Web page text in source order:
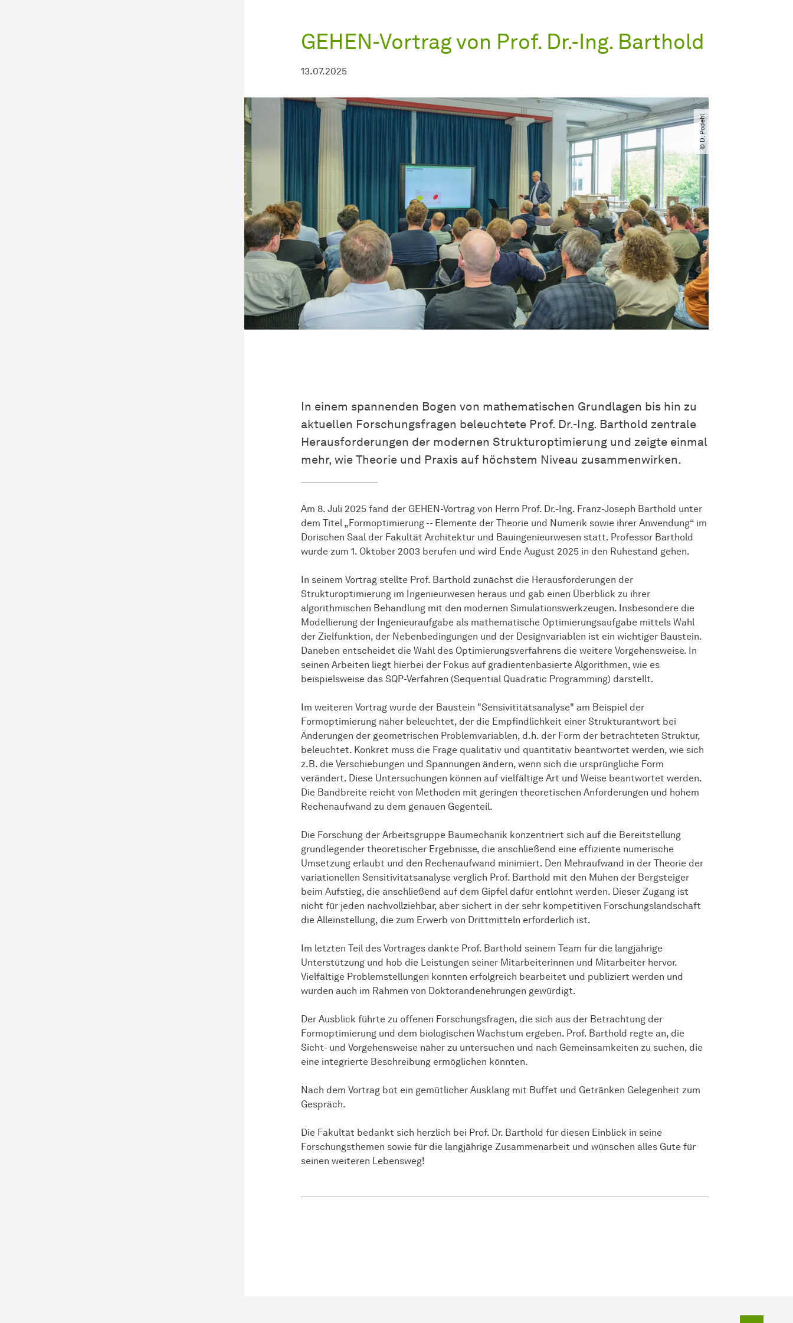
GEHEN-Vortrag von Prof. Dr.-Ing. Barthold
13.07.2025
© D. Podehl
In einem spannenden Bogen von mathematischen Grundlagen bis hin zu
aktuellen Forschungsfragen beleuchtete Prof. Dr.-Ing. Barthold zentrale
Herausforderungen der modernen Strukturoptimierung und zeigte einmal
mehr, wie Theorie und Praxis auf höchstem Niveau zusammenwirken.
Am 8. Juli 2025 fand der GEHEN-Vortrag von Herrn Prof. Dr.-Ing. Franz-Joseph Barthold unter
dem Titel „Formoptimierung -- Elemente der Theorie und Numerik sowie ihrer Anwendung“ im
Dorischen Saal der Fakultät Architektur und Bauingenieurwesen statt. Professor Barthold
wurde zum 1. Oktober 2003 berufen und wird Ende August 2025 in den Ruhestand gehen.
In seinem Vortrag stellte Prof. Barthold zunächst die Herausforderungen der
Strukturoptimierung im Ingenieurwesen heraus und gab einen Überblick zu ihrer
algorithmischen Behandlung mit den modernen Simulationswerkzeugen. Insbesondere die
Modellierung der Ingenieuraufgabe als mathematische Optimierungsaufgabe mittels Wahl
der Zielfunktion, der Nebenbedingungen und der Designvariablen ist ein wichtiger Baustein.
Daneben entscheidet die Wahl des Optimierungsverfahrens die weitere Vorgehensweise. In
seinen Arbeiten liegt hierbei der Fokus auf gradientenbasierte Algorithmen, wie es
beispielsweise das SQP-Verfahren (Sequential Quadratic Programming) darstellt.
Im weiteren Vortrag wurde der Baustein "Sensivititätsanalyse" am Beispiel der
Formoptimierung näher beleuchtet, der die Empfindlichkeit einer Strukturantwort bei
Änderungen der geometrischen Problemvariablen, d.h. der Form der betrachteten Struktur,
beleuchtet. Konkret muss die Frage qualitativ und quantitativ beantwortet werden, wie sich
z.B. die Verschiebungen und Spannungen ändern, wenn sich die ursprüngliche Form
verändert. Diese Untersuchungen können auf vielfältige Art und Weise beantwortet werden.
Die Bandbreite reicht von Methoden mit geringen theoretischen Anforderungen und hohem
Rechenaufwand zu dem genauen Gegenteil.
Die Forschung der Arbeitsgruppe Baumechanik konzentriert sich auf die Bereitstellung
grundlegender theoretischer Ergebnisse, die anschließend eine effiziente numerische
Umsetzung erlaubt und den Rechenaufwand minimiert. Den Mehraufwand in der Theorie der
variationellen Sensitivitätsanalyse verglich Prof. Barthold mit den Mühen der Bergsteiger
beim Aufstieg, die anschließend auf dem Gipfel dafür entlohnt werden. Dieser Zugang ist
nicht für jeden nachvollziehbar, aber sichert in der sehr kompetitiven Forschungslandschaft
die Alleinstellung, die zum Erwerb von Drittmitteln erforderlich ist.
Im letzten Teil des Vortrages dankte Prof. Barthold seinem Team für die langjährige
Unterstützung und hob die Leistungen seiner Mitarbeiterinnen und Mitarbeiter hervor.
Vielfältige Problemstellungen konnten erfolgreich bearbeitet und publiziert werden und
wurden auch im Rahmen von Doktorandenehrungen gewürdigt.
Der Ausblick führte zu offenen Forschungsfragen, die sich aus der Betrachtung der
Formoptimierung und dem biologischen Wachstum ergeben. Prof. Barthold regte an, die
Sicht- und Vorgehensweise näher zu untersuchen und nach Gemeinsamkeiten zu suchen, die
eine integrierte Beschreibung ermöglichen könnten.
Nach dem Vortrag bot ein gemütlicher Ausklang mit Buffet und Getränken Gelegenheit zum
Gespräch.
Die Fakultät bedankt sich herzlich bei Prof. Dr. Barthold für diesen Einblick in seine
Forschungsthemen sowie für die langjährige Zusammenarbeit und wünschen alles Gute für
seinen weiteren Lebensweg!